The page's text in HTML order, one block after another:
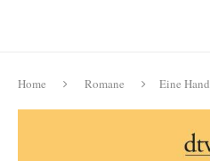
Home Romane Eine